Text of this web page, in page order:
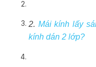
2. Mái kính lấy
kính dán 2 lớp?